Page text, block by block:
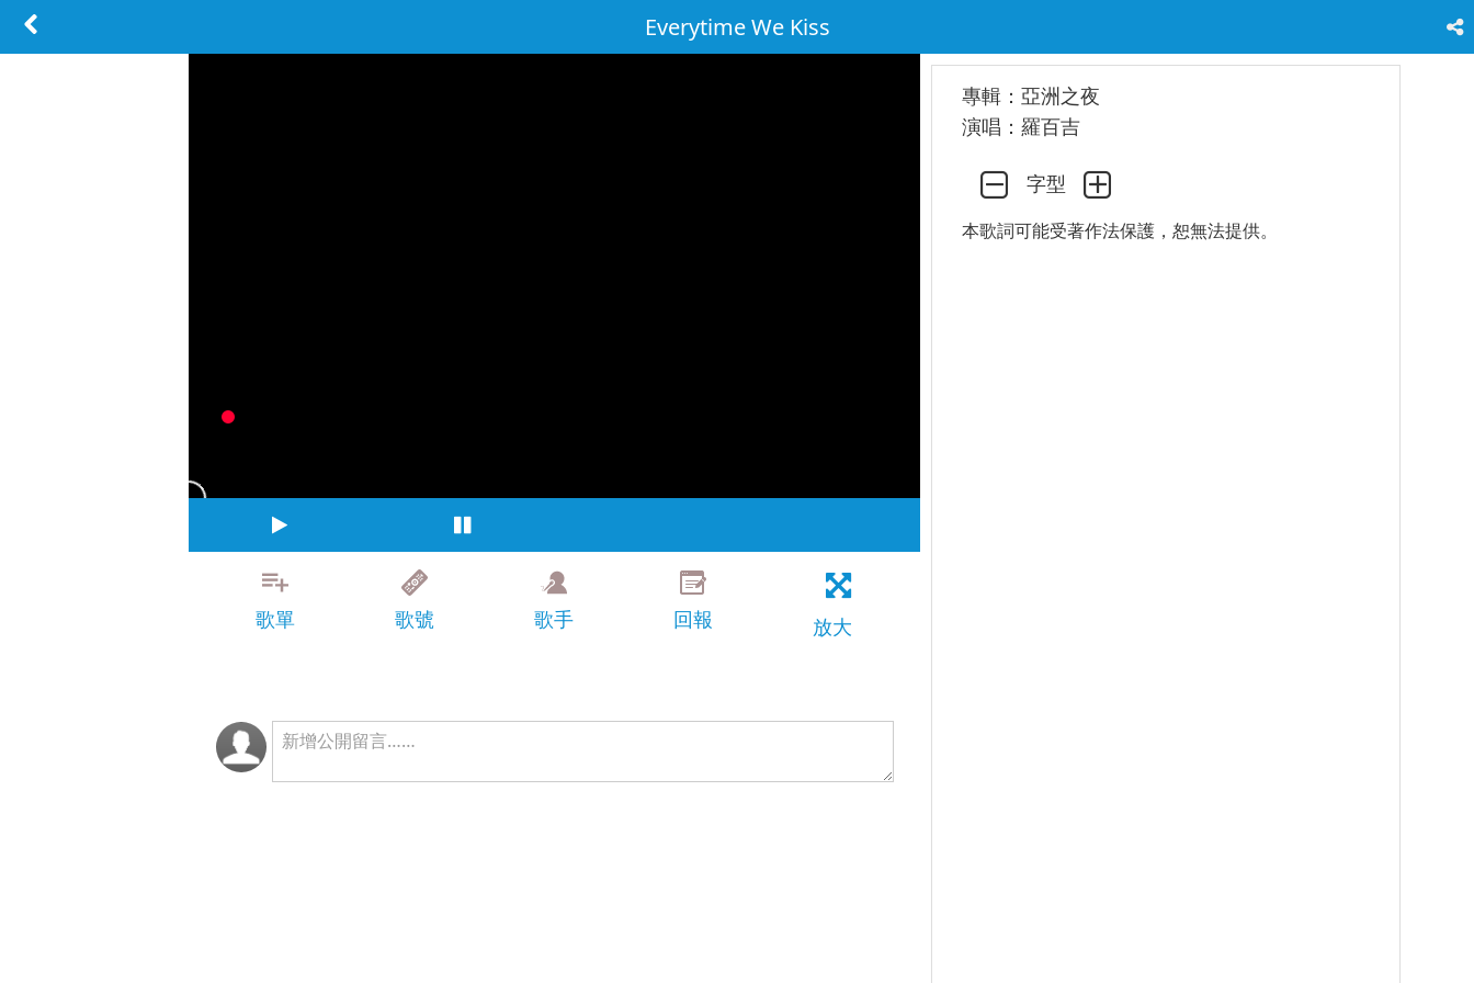
Everytime We Kiss
歌單 歌號 歌手 回報 放大
專輯：亞洲之夜
演唱：羅百吉
字型
本歌詞可能受著作法保護，恕無法提供。